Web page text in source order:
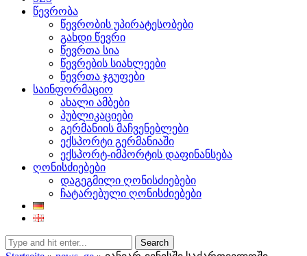
წევრობა
წევრობის უპირატესობები
გახდი წევრი
წევრთა სია
წევრების სიახლეები
წევრთა ჯგუფები
საინფორმაციო
ახალი ამბები
პუბლიკაციები
გერმანიის მაჩვენებლები
ექსპორტი გერმანიაში
ექსპორტ-იმპორტის დაფინანსება
ღონისძიებები
დაგეგმილი ღონისძიებები
ჩატარებული ღონისძიებები
Search